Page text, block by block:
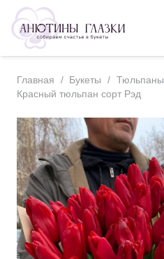
Главная / Букеты / Тюльпаны
Красный тюльпан сорт Рэд